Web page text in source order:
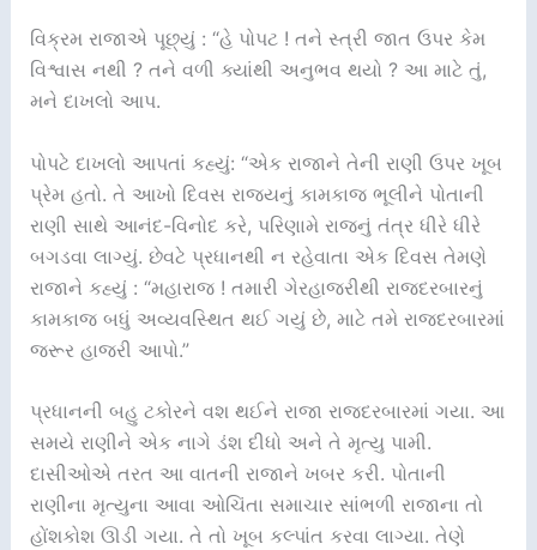
વિક્રમ રાજાએ પૂછ્યું : “હે પોપટ ! તને સ્ત્રી જાત ઉપર કેમ
વિશ્વાસ નથી ? તને વળી ક્યાંથી અનુભવ થયો ? આ માટે તું,
મને દાખલો આપ.
પોપટે દાખલો આપતાં કહ્યું: “એક રાજાને તેની રાણી ઉપર ખૂબ
પ્રેમ હતો. તે આખો દિવસ રાજ્યનું કામકાજ ભૂલીને પોતાની
રાણી સાથે આનંદ-વિનોદ કરે, પરિણામે રાજનું તંત્ર ધીરે ધીરે
બગડવા લાગ્યું. છેવટે પ્રધાનથી ન રહેવાતા એક દિવસ તેમણે
રાજાને કહ્યું : “મહારાજ ! તમારી ગેરહાજરીથી રાજદરબારનું
કામકાજ બધું અવ્યવસ્થિત થઈ ગયું છે, માટે તમે રાજદરબારમાં
જરૂર હાજરી આપો.”
પ્રધાનની બહુ ટકોરને વશ થઈને રાજા રાજદરબારમાં ગયા. આ
સમયે રાણીને એક નાગે ડંશ દીધો અને તે મૃત્યુ પામી.
દાસીઓએ તરત આ વાતની રાજાને ખબર કરી. પોતાની
રાણીના મૃત્યુના આવા ઓચિંતા સમાચાર સાંભળી રાજાના તો
હોંશકોશ ઊડી ગયા. તે તો ખૂબ કલ્પાંત કરવા લાગ્યા. તેણે